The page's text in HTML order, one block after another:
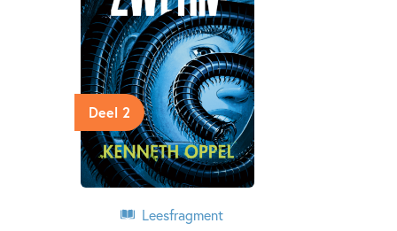
Deel 2
Leesfragment